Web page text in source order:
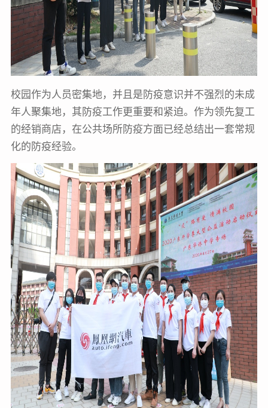
校园作为人员密集地，并且是防疫意识并不强烈的未成
年人聚集地，其防疫工作更重要和紧迫。作为领先复工
的经销商店，在公共场所防疫方面已经总结出一套常规
化的防疫经验。